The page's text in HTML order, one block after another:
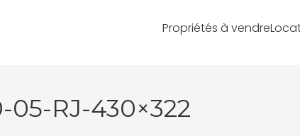
Propriétés à vendre
05-RJ-430×322